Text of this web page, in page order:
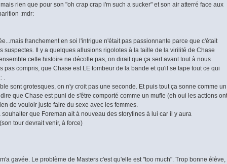
rien que pour son "oh crap crap i'm such a sucker" et son air atterré face aux
:mdr:
franchement en soi l'intrigue n'était pas passionnante parce que c'était
suspectes. Il y a quelques allusions rigolotes à la taille de la virilité de Chase
cette histoire ne décolle pas, on dirait que ça sert avant tout à nous
pas compris, que Chase est LE tombeur de la bande et qu'il se tape tout ce qui
sont grotesques, on n'y croit pas une seconde. Et puis tout ça sonne comme un
que Chase est puni de s'être comporté comme un mufle (eh oui les actions ont
de vouloir juste faire du sexe avec les femmes.
que Foreman ait à nouveau des storylines à lui car il y aura
tour devrait venir, à force)
gavée. Le problème de Masters c'est qu'elle est "too much". Trop bonne élève,